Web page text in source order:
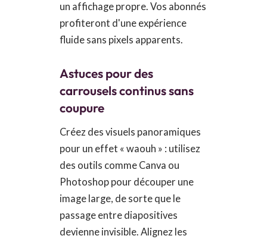
un affichage propre. Vos abonnés
profiteront d'une expérience
fluide sans pixels apparents.
Astuces pour des
carrousels continus sans
coupure
Créez des visuels panoramiques
pour un effet « waouh » : utilisez
des outils comme Canva ou
Photoshop pour découper une
image large, de sorte que le
passage entre diapositives
devienne invisible. Alignez les